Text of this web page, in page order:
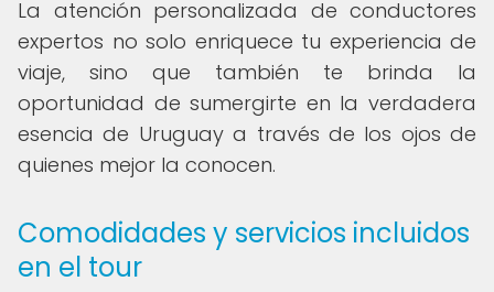
La atención personalizada de conductores
expertos no solo enriquece tu experiencia de
viaje, sino que también te brinda la
oportunidad de sumergirte en la verdadera
esencia de Uruguay a través de los ojos de
quienes mejor la conocen.
Comodidades y servicios incluidos
en el tour